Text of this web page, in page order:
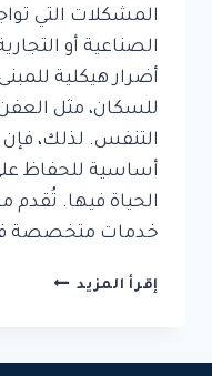
المشكلات التي
الصناعية أو
أضرار هيكلية
للسكان، مثل
التنفس. لذلك،
أساسية للحفاظ
خدمات متخصصة
إقرأ المزيد معالجة